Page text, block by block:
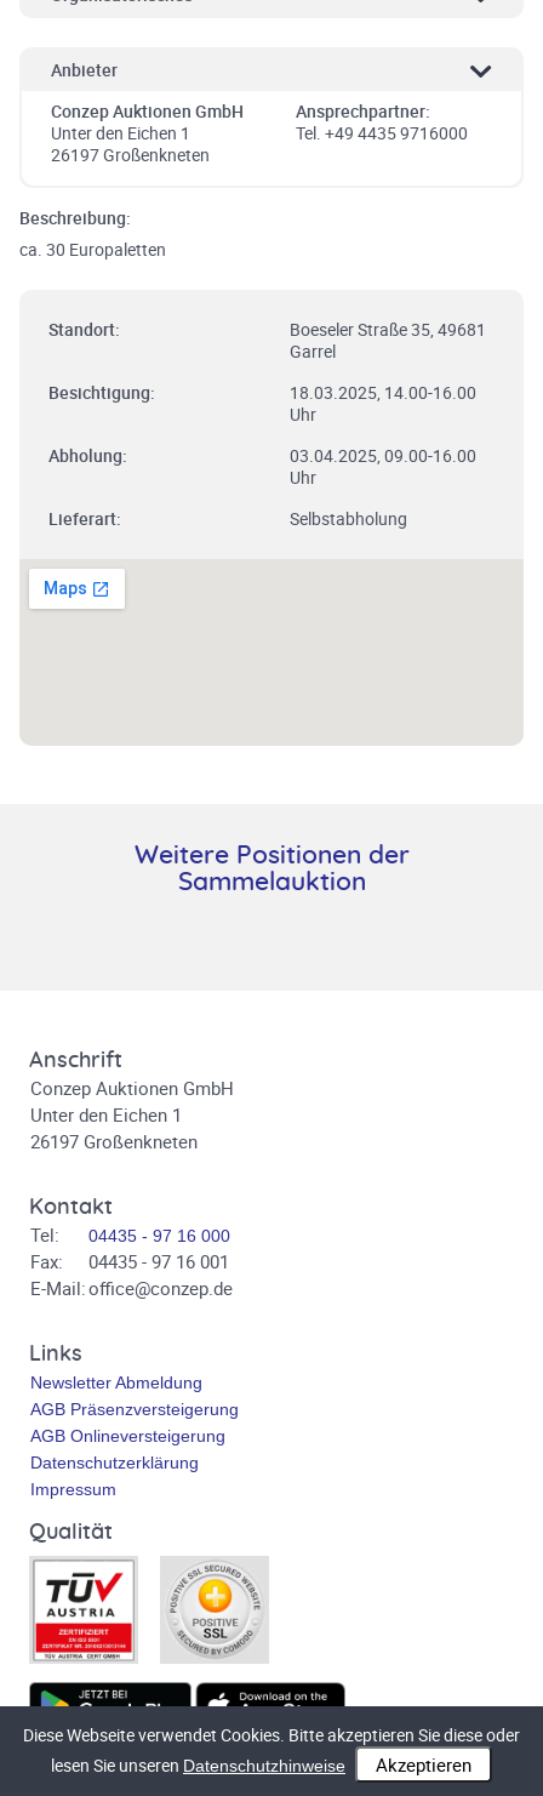
Anbieter
Conzep Auktionen GmbH
Unter den Eichen 1
26197 Großenkneten
Ansprechpartner:
Tel. +49 4435 9716000
Beschreibung:
ca. 30 Europaletten
Standort:
Boeseler Straße 35, 49681
Garrel
Besichtigung:
18.03.2025, 14.00-16.00
Uhr
Abholung:
03.04.2025, 09.00-16.00
Uhr
Lieferart:
Selbstabholung
Weitere Positionen der
Sammelauktion
Anschrift
Conzep Auktionen GmbH
Unter den Eichen 1
26197 Großenkneten
Kontakt
Tel: 04435 - 97 16 000
Fax:
04435 - 97 16 001
E-Mail:office@conzep.de
Links
Newsletter Abmeldung
AGB Präsenzversteigerung
AGB Onlineversteigerung
Datenschutzerklärung
Impressum
Qualität
Technische Umsetzungbluetronix.de
Diese Webseite verwendet Cookies. Bitte akzeptieren Sie diese oder
lesen Sie unseren Datenschutzhinweise